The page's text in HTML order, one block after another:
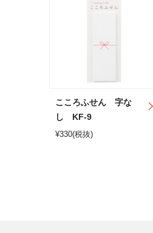
こころふせん 字な
し KF-9
¥330(税抜)